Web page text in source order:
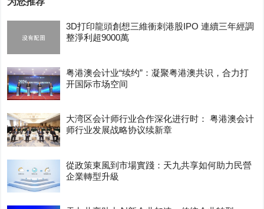
3D打印龍頭創想三維衝刺港股IPO 連續三年經調
整淨利超9000萬
粤港澳会计业“续约”：凝聚粤港澳共识，合力打
开国际市场空间
大湾区会计师行业合作深化进行时： 粤港澳会计
师行业发展战略协议续新章
從政策東風到市場實踐：天九共享如何助力民營
企業轉型升級